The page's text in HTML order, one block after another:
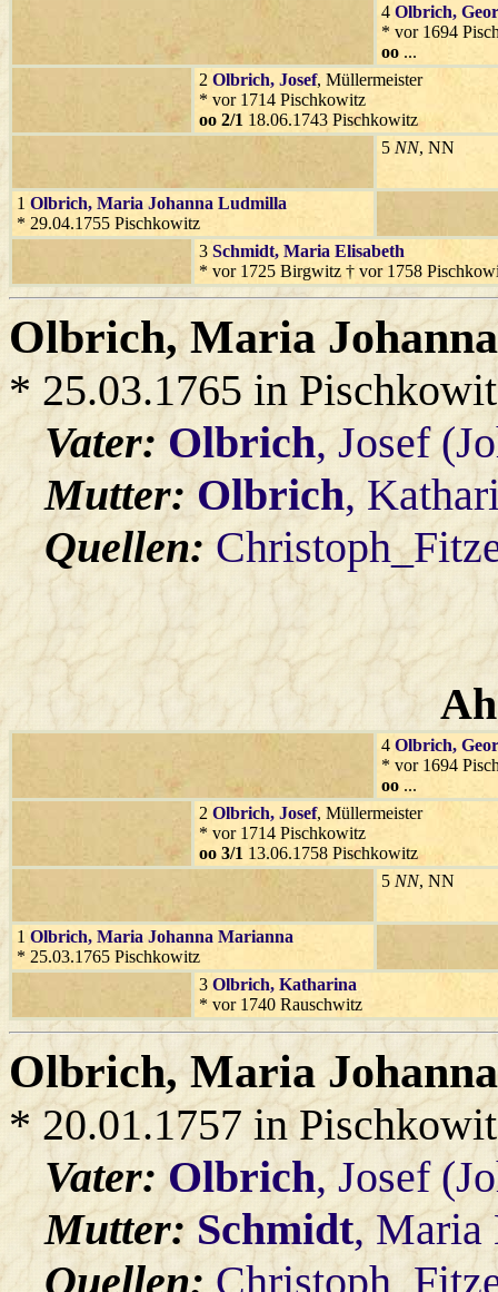
4 Olbrich,
* vor 1694
oo ...
2 Olbrich, Josef, Müllermeister
* vor 1714 Pischkowitz
oo 2/1 18.06.1743 Pischkowitz
5 NN, NN
1 Olbrich, Maria Johanna Ludmilla
* 29.04.1755 Pischkowitz
3 Schmidt, Maria Elisabeth
* vor 1725 Birgwitz † vor 1758
Olbrich, Maria
* 25.03.1765 in
Vater:Olbrich, Josef
Mutter:Olbrich,
Quellen:
4 Olbrich,
* vor 1694
oo ...
2 Olbrich, Josef, Müllermeister
* vor 1714 Pischkowitz
oo 3/1 13.06.1758 Pischkowitz
5 NN, NN
1 Olbrich, Maria Johanna Marianna
* 25.03.1765 Pischkowitz
3 Olbrich, Katharina
* vor 1740 Rauschwitz
Olbrich, Maria
* 20.01.1757 in
Vater:Olbrich, Josef
Mutter:Schmidt, Maria
Quellen: